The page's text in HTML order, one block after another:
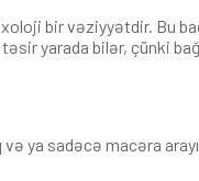
bir vəziyyətdir. Bu
yarada bilər, çünki
ya sadəcə macəra